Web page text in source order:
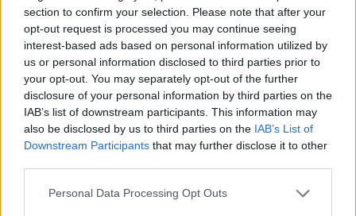
section to confirm your selection. Please note that after your
opt-out request is processed you may continue seeing
interest-based ads based on personal information utilized by
us or personal information disclosed to third parties prior to
your opt-out. You may separately opt-out of the further
disclosure of your personal information by third parties on the
IAB’s list of downstream participants. This information may
also be disclosed by us to third parties on the IAB’s List of
Downstream Participants that may further disclose it to other
Personal Data Processing Opt Outs